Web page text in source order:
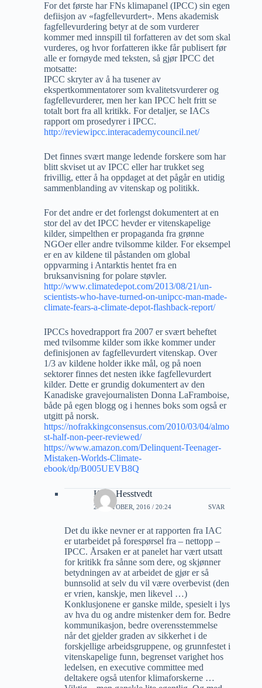
For det første har FNs klimapanel (IPCC) sin egen
defiisjon av «fagfellevurdert». Mens akademisk
fagfellevurdering betyr at de som vurderer
kommer med innspill til forfatteren av det som skal
vurderes, og hvor forfatteren ikke får publisert før
alle er fornøyde med teksten, så gjør IPCC det
motsatte:
IPCC skryter av å ha tusener av
ekspertkommentatorer som kvalitetsvurderer og
fagfellevurderer, men her kan IPCC helt fritt se
totalt bort fra all kritikk. For detaljer, se IACs
rapport om prosedyrer i IPCC.
http://reviewipcc.interacademycouncil.net/
Det finnes svært mange ledende forskere som har
blitt skviset ut av IPCC eller har trukket seg
frivillig, etter å ha oppdaget at det pågår en utidig
sammenblanding av vitenskap og politikk.
For det andre er det forlengst dokumentert at en
stor del av det IPCC hevder er vitenskapelige
kilder, simpelthen er propaganda fra grønne
NGOer eller andre tvilsomme kilder. For eksempel
er en av kildene til påstanden om global
oppvarming i Antarktis hentet fra en
bruksanvisning for polare støvler.
http://www.climatedepot.com/2013/08/21/un-
scientists-who-have-turned-on-unipcc-man-made-
climate-fears-a-climate-depot-flashback-report/
IPCCs hovedrapport fra 2007 er svært beheftet
med tvilsomme kilder som ikke kommer under
definisjonen av fagfellevurdert vitenskap. Over
1/3 av kildene holder ikke mål, og på noen
sektorer finnes det nesten ikke fagfellevurdert
kilder. Dette er grundig dokumentert av den
Kanadiske gravejournalisten Donna LaFramboise,
både på egen blogg og i hennes boks som også er
utgitt på norsk.
https://nofrakkingconsensus.com/2010/03/04/almo
st-half-non-peer-reviewed/
https://www.amazon.com/Delinquent-Teenager-
Mistaken-Worlds-Climate-
ebook/dp/B005UEVB8Q
Kalle Hesstvedt
28 OKTOBER, 2016 / 20:24 SVAR
Det du ikke nevner er at rapporten fra IAC
er utarbeidet på forespørsel fra – nettopp –
IPCC. Årsaken er at panelet har vært utsatt
for kritikk fra sånne som dere, og skjønner
betydningen av at arbeidet de gjør er så
bunnsolid at selv du vil være overbevist (den
er vrien, kanskje, men likevel …)
Konklusjonene er ganske milde, spesielt i lys
av hva du og andre mistenker dem for. Bedre
kommunikasjon, bedre overensstemmelse
når det gjelder graden av sikkerhet i de
forskjellige arbeidsgruppene, og grunnfestet i
vitenskapelige funn, begrenset varighet hos
ledelsen, en executive committee med
deltakere også utenfor klimaforskerne …